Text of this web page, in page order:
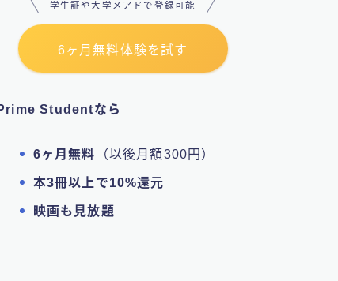
学生証や大学メアドで登録可能
6ヶ月無料体験を試す
Studentなら
6ヶ月無料 （以後月額300円）
本3冊以上で10%還元
映画も見放題